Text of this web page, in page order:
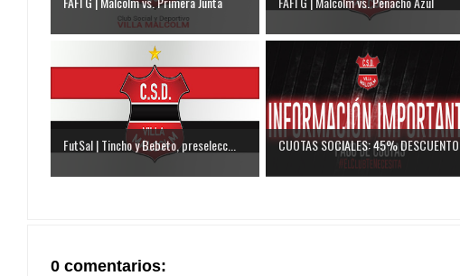
FutSal | Tincho y Bebeto, preselecc... CUOTAS SOCIALES: 45% DESCUENTO
0 comentarios: